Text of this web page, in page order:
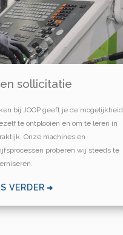
sollicitatie
bij JOOP geeft je de mogelijkheid
te ontplooien en om te leren in
Onze machines en
proberen wij steeds te
VERDER